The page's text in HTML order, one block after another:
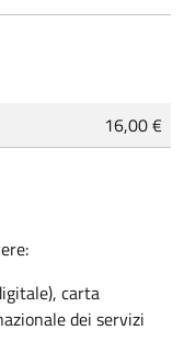
16,00 €
carta
dei servizi